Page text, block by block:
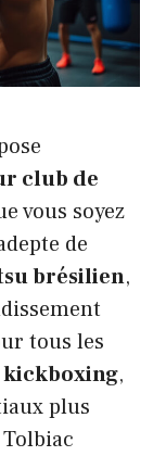
club de
vous soyez
de
brésilien,
tous les
kickboxing,
plus